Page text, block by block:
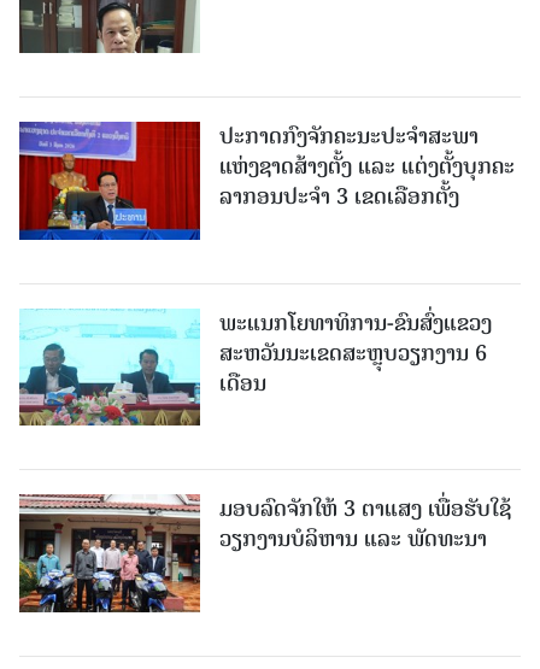
ປະກາດກົງຈັກຄະນະປະຈໍາສະພາ
ແຫ່ງຊາດສ້າງຕັ້ງ ແລະ ແຕ່ງຕັ້ງບຸກຄະ
ລາກອນປະຈໍາ 3 ເຂດເລືອກຕັ້ງ
ພະແນກໂຍທາທິການ-ຂົນສົ່ງແຂວງ
ສະຫວັນນະເຂດສະຫຼຸບວຽກງານ 6
ເດືອນ
ມອບລົດຈັກໃຫ້ 3 ຕາແສງ ເພື່ອຮັບໃຊ້
ວຽກງານບໍລິຫານ ແລະ ພັດທະນາ